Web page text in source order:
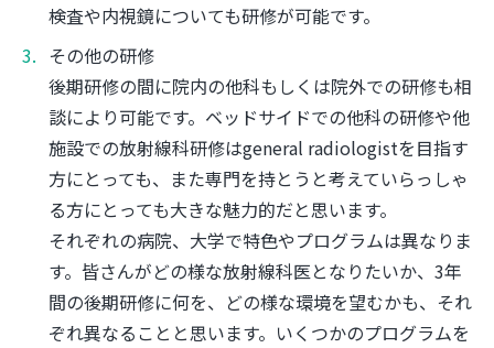
検査や内視鏡についても研修が可能です。
その他の研修
後期研修の間に院内の他科もしくは院外での研修も相
談により可能です。ベッドサイドでの他科の研修や他
施設での放射線科研修はgeneral radiologistを目指す
方にとっても、また専門を持とうと考えていらっしゃ
る方にとっても大きな魅力的だと思います。
それぞれの病院、大学で特色やプログラムは異なりま
す。皆さんがどの様な放射線科医となりたいか、3年
間の後期研修に何を、どの様な環境を望むかも、それ
ぞれ異なることと思います。いくつかのプログラムを